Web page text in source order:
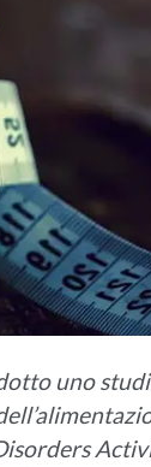
uno